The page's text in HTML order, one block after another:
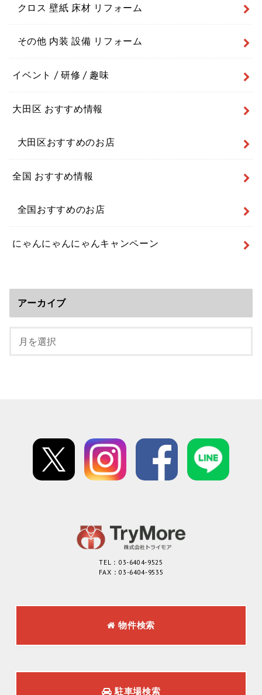
クロス 壁紙 床材 リフォーム
その他 内装 設備 リフォーム
イベント / 研修 / 趣味
大田区 おすすめ情報
大田区おすすめのお店
全国 おすすめ情報
全国おすすめのお店
にゃんにゃんにゃんキャンペーン
アーカイブ
TEL：03-6404-9525
FAX：03-6404-9535
物件検索
駐車場検索